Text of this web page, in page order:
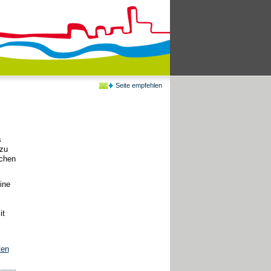
Seite empfehlen